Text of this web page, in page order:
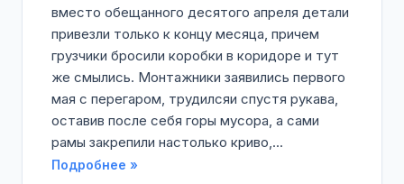
вместо обещанного десятого апреля детали
привезли только к концу месяца, причем
грузчики бросили коробки в коридоре и тут
же смылись. Монтажники заявились первого
мая с перегаром, трудилсяи спустя рукава,
оставив после себя горы мусора, а сами
рамы закрепили настолько криво,...
Подробнее »